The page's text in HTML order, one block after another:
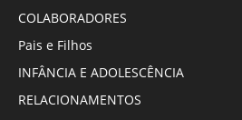
COLABORADORES
Pais e Filhos
INFÂNCIA E ADOLESCÊNCIA
RELACIONAMENTOS